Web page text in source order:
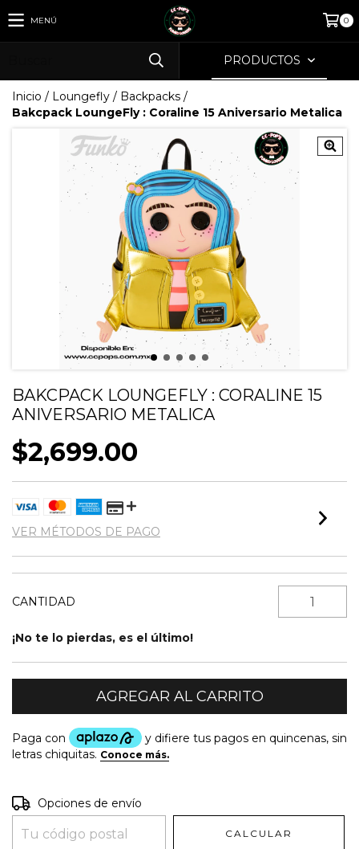
MENÚ 0
PRODUCTOS
Inicio / Loungefly / Backpacks /
Bakcpack LoungeFly : Coraline 15 Aniversario Metalica
BAKCPACK LOUNGEFLY : CORALINE 15
ANIVERSARIO METALICA
$2,699.00
VER MÉTODOS DE PAGO
CANTIDAD
¡No te lo pierdas, es el último!
Entregas para el CP:
Opciones de envío
CALCULAR